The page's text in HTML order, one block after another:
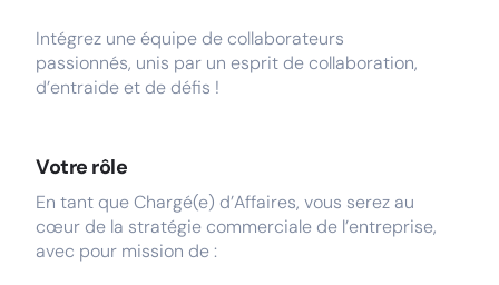
Intégrez une équipe de collaborateurs
passionnés, unis par un esprit de collaboration,
d’entraide et de défis !
Votre rôle
En tant que Chargé(e) d’Affaires, vous serez au
cœur de la stratégie commerciale de l’entreprise,
avec pour mission de :